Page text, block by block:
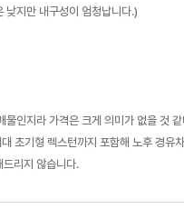
지만 내구성이 엄청납니다.)
인지라 가격은 크게 의미가 없을 것
초기형 렉스턴까지 포함해 노후 경유
리지 않습니다.